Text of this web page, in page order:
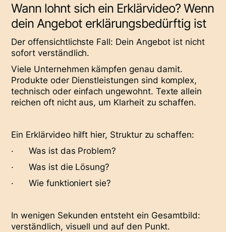
Wann lohnt sich ein Erklärvideo? Wenn
dein Angebot erklärungsbedürftig ist
Der offensichtlichste Fall: Dein Angebot ist nicht
sofort verständlich.
Viele Unternehmen kämpfen genau damit.
Produkte oder Dienstleistungen sind komplex,
technisch oder einfach ungewohnt. Texte allein
reichen oft nicht aus, um Klarheit zu schaffen.
Ein Erklärvideo hilft hier, Struktur zu schaffen:
· Was ist das Problem?
· Was ist die Lösung?
· Wie funktioniert sie?
In wenigen Sekunden entsteht ein Gesamtbild:
verständlich, visuell und auf den Punkt.